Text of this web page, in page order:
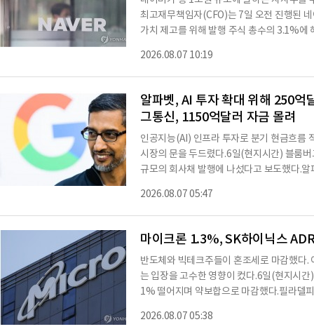
최고재무책임자(CFO)는 7일 오전 진행된
가치 제고를 위해 발행 주식 총수의 3.1%
는 "앞으로도 주주 환원 계획에 따라 지속적
나갈 계획"이라고 말했다. 네이버는 이날 2
조에 힘입어 분기 기준 최대 매출을 기록했
2026.08.07 10:19
알파벳, AI 투자 확대 위해 250억
그통신, 1150억달러 자금 몰려
인공지능(AI) 인프라 투자로 분기 현금흐름
시장의 문을 두드렸다.6일(현지시간) 블룸
규모의 회사채 발행에 나섰다고 보도했다.
높은 수준에서 논의되고 있다.이번 채권 발
원)에 달하는 주문이 몰렸다고 이 매체는 덧
년 두 차례만 실시할 계획"이라고 밝혀 채권
2026.08.07 05:47
마이크론 1.3%, SK하이닉스
반도체와 빅테크주들이 혼조세로 마감했다
는 입장을 고수한 영향이 컸다.6일(현지시
1% 떨어지며 약보합으로 마감했다.필라델
0.45%, 마이크로소프트(MS) 2.5% 급등한
2026.08.07 05:38